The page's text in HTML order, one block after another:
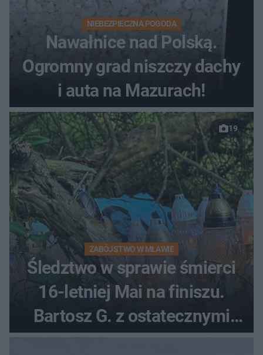
NIEBEZPIECZNA POGODA
Nawałnice nad Polską.
Ogromny grad niszczy dachy
i auta na Mazurach!
19
ZABÓJSTWO W MŁAWIE
Śledztwo w sprawie śmierci
16-letniej Mai na finiszu.
Bartosz G. z ostatecznymi